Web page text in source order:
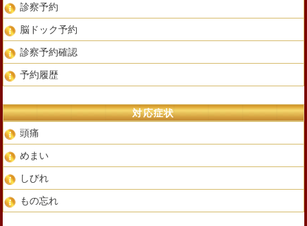
診察予約
脳ドック予約
診察予約確認
予約履歴
対応症状
頭痛
めまい
しびれ
もの忘れ